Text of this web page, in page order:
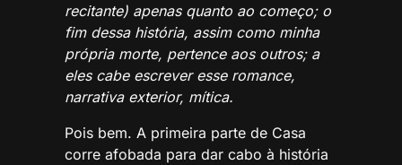
recitante) apenas quanto ao começo; o
fim dessa história, assim como minha
própria morte, pertence aos outros; a
eles cabe escrever esse romance,
narrativa exterior, mítica.
Pois bem. A primeira parte de Casa
corre afobada para dar cabo à história